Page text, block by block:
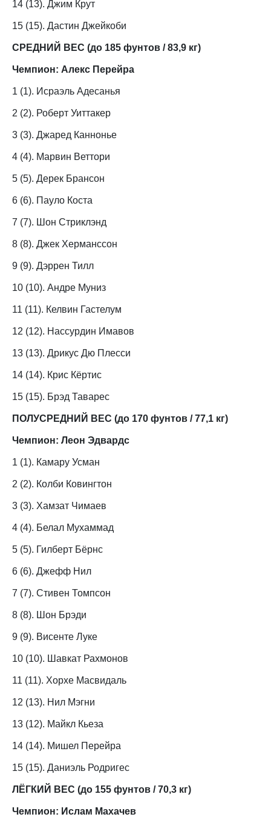
14 (13). Джим Крут
15 (15). Дастин Джейкоби
СРЕДНИЙ ВЕС (до 185 фунтов / 83,9 кг)
Чемпион: Алекс Перейра
1 (1). Исраэль Адесанья
2 (2). Роберт Уиттакер
3 (3). Джаред Каннонье
4 (4). Марвин Веттори
5 (5). Дерек Брансон
6 (6). Пауло Коста
7 (7). Шон Стриклэнд
8 (8). Джек Херманссон
9 (9). Дэррен Тилл
10 (10). Андре Муниз
11 (11). Келвин Гастелум
12 (12). Нассурдин Имавов
13 (13). Дрикус Дю Плесси
14 (14). Крис Кёртис
15 (15). Брэд Таварес
ПОЛУСРЕДНИЙ ВЕС (до 170 фунтов / 77,1 кг)
Чемпион: Леон Эдвардс
1 (1). Камару Усман
2 (2). Колби Ковингтон
3 (3). Хамзат Чимаев
4 (4). Белал Мухаммад
5 (5). Гилберт Бёрнс
6 (6). Джефф Нил
7 (7). Стивен Томпсон
8 (8). Шон Брэди
9 (9). Висенте Луке
10 (10). Шавкат Рахмонов
11 (11). Хорхе Масвидаль
12 (13). Нил Мэгни
13 (12). Майкл Кьеза
14 (14). Мишел Перейра
15 (15). Даниэль Родригес
ЛЁГКИЙ ВЕС (до 155 фунтов / 70,3 кг)
Чемпион: Ислам Махачев